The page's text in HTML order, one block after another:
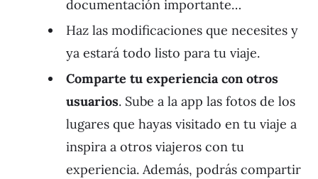
documentación importante…
Haz las modificaciones que necesites y
ya estará todo listo para tu viaje.
Comparte tu experiencia con otros
usuarios. Sube a la app las fotos de los
lugares que hayas visitado en tu viaje a
inspira a otros viajeros con tu
experiencia. Además, podrás compartir